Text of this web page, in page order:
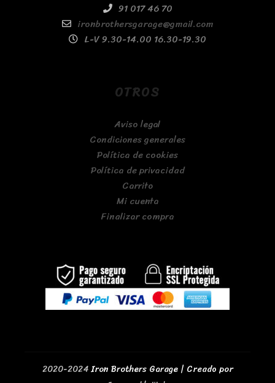
91 017 46 70
ironbrothersgarage@gmail.com
L-V 9.30-14.00 16.30-19.30
OTROS
Aviso legal
Condiciones generales
Política de cookies
Política de privacidad
Carrito
Mi cuenta
Finalizar compra
2020-2024Iron Brothers Garage | Creado por